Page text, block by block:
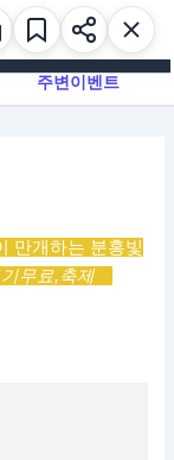
주변이벤트
만개하는 분홍빛
무료,축제